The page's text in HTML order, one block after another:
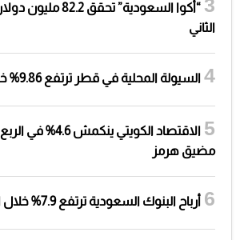
“أكوا السعودية” تحقق
الثاني
السيولة المحلية في قطر ترتفع 9.86% خلال يونيو
الاقتصاد الكويتي
مضيق هرمز
أرباح البنوك السعودية ترتفع 7.9% خلال النصف الأول